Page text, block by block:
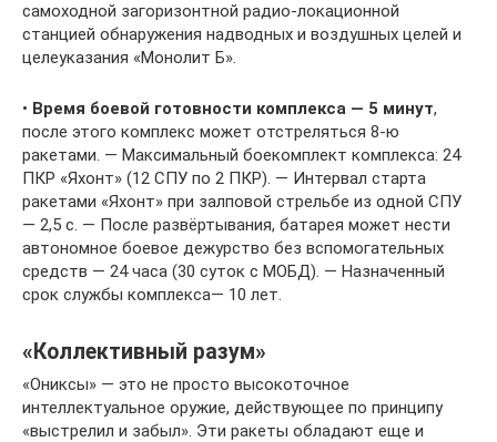
самоходной загоризонтной радио-локационной
станцией обнаружения надводных и воздушных целей и
целеуказания «Монолит Б».
• Время боевой готовности комплекса — 5 минут,
после этого комплекс может отстреляться 8-ю
ракетами. — Максимальный боекомплект комплекса: 24
ПКР «Яхонт» (12 СПУ по 2 ПКР). — Интервал старта
ракетами «Яхонт» при залповой стрельбе из одной СПУ
— 2,5 с. — После развёртывания, батарея может нести
автономное боевое дежурство без вспомогательных
средств — 24 часа (30 суток с МОБД). — Назначенный
срок службы комплекса— 10 лет.
«Коллективный разум»
«Ониксы» — это не просто высокоточное
интеллектуальное оружие, действующее по принципу
«выстрелил и забыл». Эти ракеты обладают еще и